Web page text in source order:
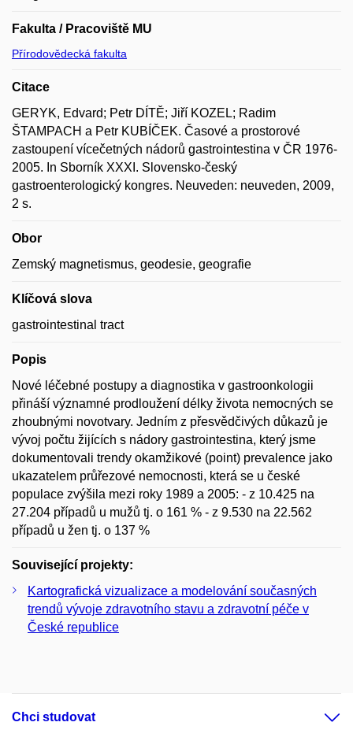
Fakulta / Pracoviště MU
Přírodovědecká fakulta
Citace
GERYK, Edvard; Petr DÍTĚ; Jiří KOZEL; Radim
ŠTAMPACH a Petr KUBÍČEK. Časové a prostorové
zastoupení vícečetných nádorů gastrointestina v ČR 1976-
2005. In Sborník XXXI. Slovensko-český
gastroenterologický kongres. Neuveden: neuveden, 2009,
2 s.
Obor
Zemský magnetismus, geodesie, geografie
Klíčová slova
gastrointestinal tract
Popis
Nové léčebné postupy a diagnostika v gastroonkologii
přináší významné prodloužení délky života nemocných se
zhoubnými novotvary. Jedním z přesvědčivých důkazů je
vývoj počtu žijících s nádory gastrointestina, který jsme
dokumentovali trendy okamžikové (point) prevalence jako
ukazatelem průřezové nemocnosti, která se u české
populace zvýšila mezi roky 1989 a 2005: - z 10.425 na
27.204 případů u mužů tj. o 161 % - z 9.530 na 22.562
případů u žen tj. o 137 %
Související projekty:
Kartografická vizualizace a modelování současných
trendů vývoje zdravotního stavu a zdravotní péče v
České republice
Chci studovat